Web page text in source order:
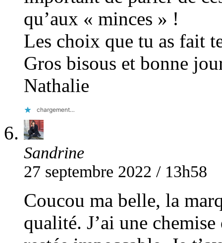
qu’aux « minces » !
Les choix que tu as fait
Gros bisous et bonne
Nathalie
chargement…
Sandrine
27 septembre 2022 / 13h58
Coucou ma belle, la
qualité. J’ai une